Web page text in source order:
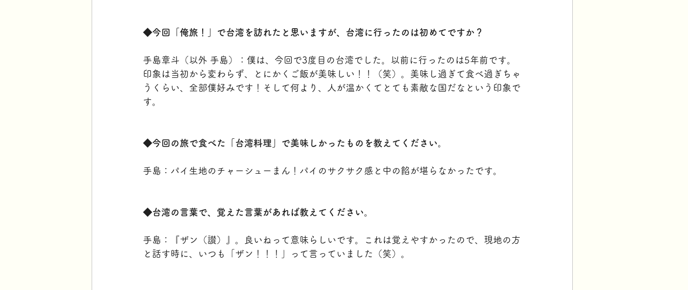
◆今回「俺旅！」で台湾を訪れたと思いますが、台湾に行ったのは初めてですか？
手島章斗（以外 手島）：僕は、今回で3度目の台湾でした。以前に行ったのは5年前です。
印象は当初から変わらず、とにかくご飯が美味しい！！（笑）。美味し過ぎて食べ過ぎちゃ
うくらい、全部僕好みです！そして何より、人が温かくてとても素敵な国だなという印象で
す。
◆今回の旅で食べた「台湾料理」で美味しかったものを教えてください。
手島：パイ生地のチャーシューまん！パイのサクサク感と中の餡が堪らなかったです。
◆台湾の言葉で、覚えた言葉があれば教えてください。
手島：『ザン（讃）』。良いねって意味らしいです。これは覚えやすかったので、現地の方
と話す時に、いつも「ザン！！！」って言っていました（笑）。